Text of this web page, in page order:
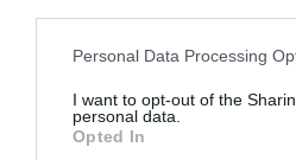
Personal Data Processing
I want to opt-out of the
personal data.
Opted In
Camere disponibili: Bilocale per 4
con 2 Camere da Letto con Balcone,